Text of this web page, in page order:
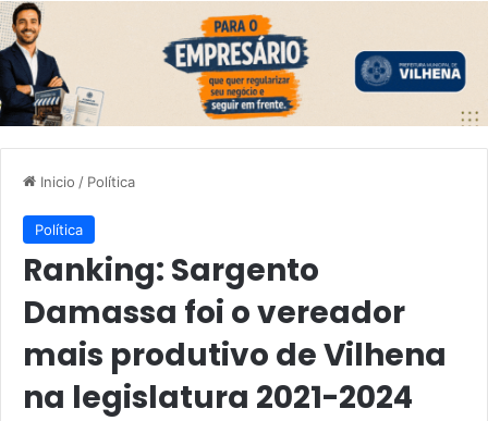
Inicio / Política
Política
Ranking: Sargento
Damassa foi o vereador
mais produtivo de Vilhena
na legislatura 2021-2024